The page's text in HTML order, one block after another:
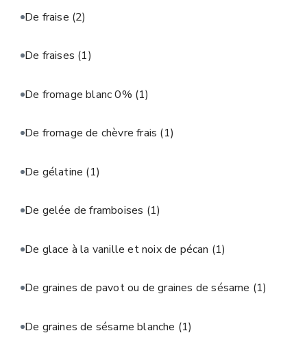
De fraise (2)
De fraises (1)
De fromage blanc 0% (1)
De fromage de chèvre frais (1)
De gélatine (1)
De gelée de framboises (1)
De glace à la vanille et noix de pécan (1)
De graines de pavot ou de graines de sésame (1)
De graines de sésame blanche (1)